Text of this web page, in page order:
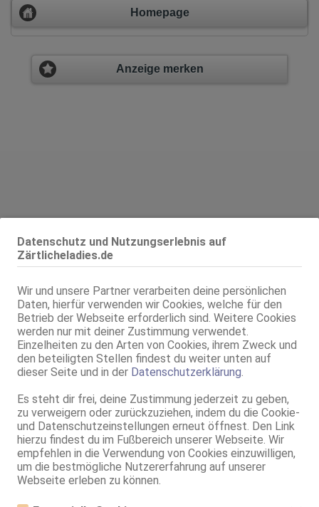
Datenschutz und Nutzungserlebnis auf
Zärtlicheladies.de
Wir und unsere Partner verarbeiten deine persönlichen
Daten, hierfür verwenden wir Cookies, welche für den
Betrieb der Webseite erforderlich sind. Weitere Cookies
werden nur mit deiner Zustimmung verwendet.
Einzelheiten zu den Arten von Cookies, ihrem Zweck und
den beteiligten Stellen findest du weiter unten auf
dieser Seite und in der Datenschutzerklärung
Es steht dir frei, deine Zustimmung jederzeit zu geben,
zu verweigern oder zurückzuziehen, indem du die Cookie-
und Datenschutzeinstellungen erneut öffnest. Den Link
hierzu findest du im Fußbereich unserer Webseite. Wir
empfehlen in die Verwendung von Cookies einzuwilligen,
um die bestmögliche Nutzererfahrung auf unserer
Webseite erleben zu können.
Homepage
Anzeige merken
Alter: 28 Jahre
Geschlecht:
Oberweite: 80 E(DD), fest
Typ: osteuropäisch
KF: 36
Intimbereich: total rasiert
Haare: dunkelblond, rückenlang, glatt
Haut: mittel
Sprachen:
Deutsch
Englisch
Russisch
Verkehr:
GV
Franz.
Franz. bei Ihr